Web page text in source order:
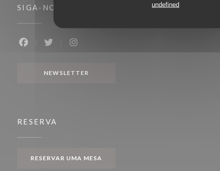
undefined
SIGA-NOS
NEWSLETTER
RESERVA
RESERVAR UMA MESA